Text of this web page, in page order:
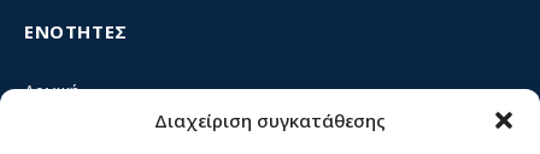
Διαχείριση συγκατάθεσης
ΕΝΟΤΗΤΕΣ
Αρχική
Κίνημα ΝΙΚΗ – Ποιοι είμαστε, αρχές & δράση